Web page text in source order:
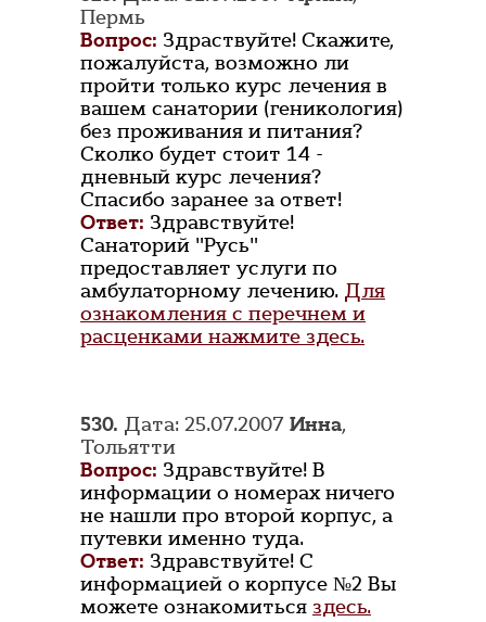
Пермь
Вопрос: Здраствуйте! Скажите,
пожалуйста, возможно ли
пройти только курс лечения в
вашем санатории (геникология)
без проживания и питания?
Сколко будет стоит 14 -
дневный курс лечения?
Спасибо заранее за ответ!
Ответ: Здравствуйте!
Санаторий "Русь"
предоставляет услуги по
амбулаторному лечению. Для
ознакомления с перечнем и
расценками нажмите здесь.
530. Дата: 25.07.2007 Инна,
Тольятти
Вопрос: Здравствуйте! В
информации о номерах ничего
не нашли про второй корпус, а
путевки именно туда.
Ответ: Здравствуйте! С
информацией о корпусе №2 Вы
можете ознакомиться здесь.